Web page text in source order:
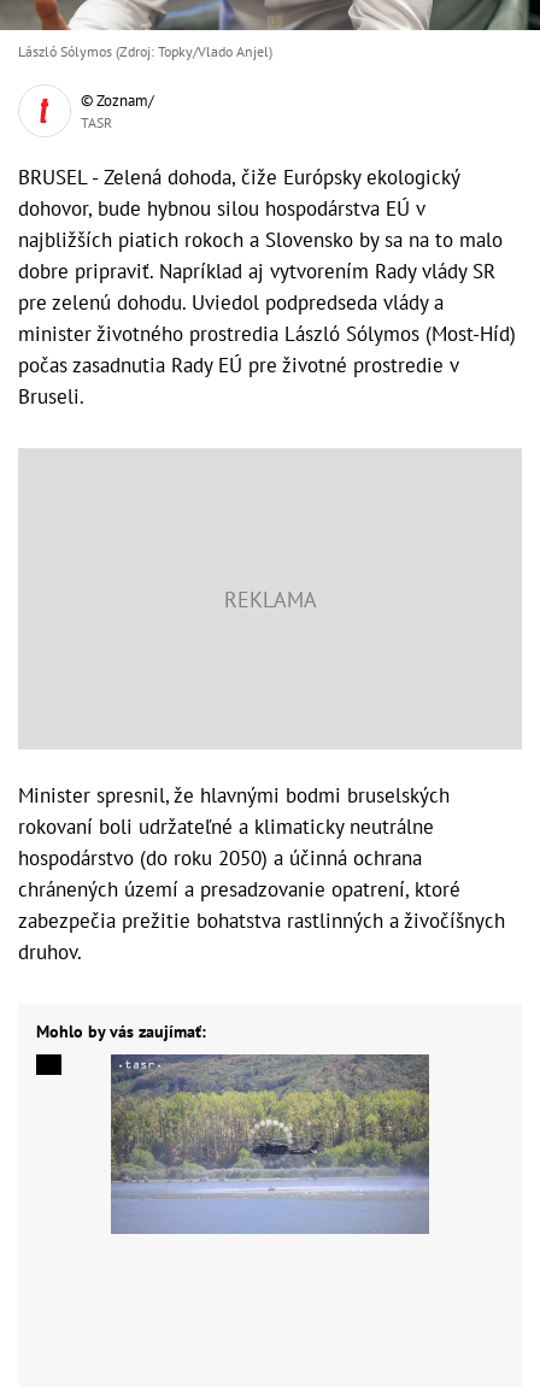
László Sólymos (Zdroj: Topky/Vlado Anjel)
© Zoznam/
TASR
BRUSEL - Zelená dohoda, čiže Európsky ekologický
dohovor, bude hybnou silou hospodárstva EÚ v
najbližších piatich rokoch a Slovensko by sa na to malo
dobre pripraviť. Napríklad aj vytvorením Rady vlády SR
pre zelenú dohodu. Uviedol podpredseda vlády a
minister životného prostredia László Sólymos (Most-Híd)
počas zasadnutia Rady EÚ pre životné prostredie v
Bruseli.
Minister spresnil, že hlavnými bodmi bruselských
rokovaní boli udržateľné a klimaticky neutrálne
hospodárstvo (do roku 2050) a účinná ochrana
chránených území a presadzovanie opatrení, ktoré
zabezpečia prežitie bohatstva rastlinných a živočíšnych
druhov.
Mohlo by vás zaujímať: